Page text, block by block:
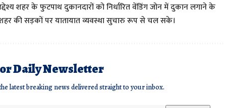
शहर के फुटपाथ दुकानदारों को निर्धारित वेंडिंग जोन में दुकान लगाने के
शहर की सड़कों पर यातायात व्यवस्था सुचारु रूप से चल सके।
Daily Newsletter
latest breaking news delivered straight to your inbox.